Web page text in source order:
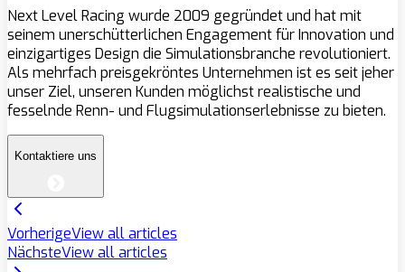
Next Level Racing wurde 2009 gegründet und hat mit
seinem unerschütterlichen Engagement für Innovation und
einzigartiges Design die Simulationsbranche revolutioniert.
Als mehrfach preisgekröntes Unternehmen ist es seit jeher
unser Ziel, unseren Kunden möglichst realistische und
fesselnde Renn- und Flugsimulationserlebnisse zu bieten.
Kontaktiere uns
VorherigeView all articles
NächsteView all articles